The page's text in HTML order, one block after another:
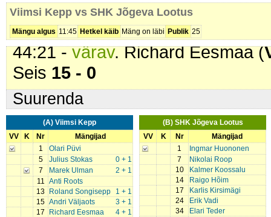
Viimsi Kepp vs SHK Jõgeva Lootus
Mängu algus 11:45 Hetkel käib Mäng on läbi Publik 25
40:42 -värav. Margus Jõgisoo (
41:34 -värav. Mihkel Kruusmägi
44:21 -värav. Richard Eesmaa (
Seis 15 - 0
Suurenda
(A) Viimsi Kepp
VV
K Nr
Mängijad
1
Olari Püvi
5
0 + 1
Julius Stokas
7
2 + 1
Marek Ulman
11 Anti Roots
13
1 + 1
Roland Songisepp
15
3 + 1
Andri Väljaots
17
4 + 1
Richard Eesmaa
(B) SHK Jõgeva Lootus
VV
K Nr
Mängijad
1
Ingmar Huononen
7
Nikolai Roop
10
Kalmer Koossalu
14
Raigo Hõim
17
Karlis Kirsimägi
24
Erik Vadi
34
Elari Teder